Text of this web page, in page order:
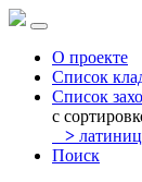
О проекте
Список
Список
с
>
Поиск